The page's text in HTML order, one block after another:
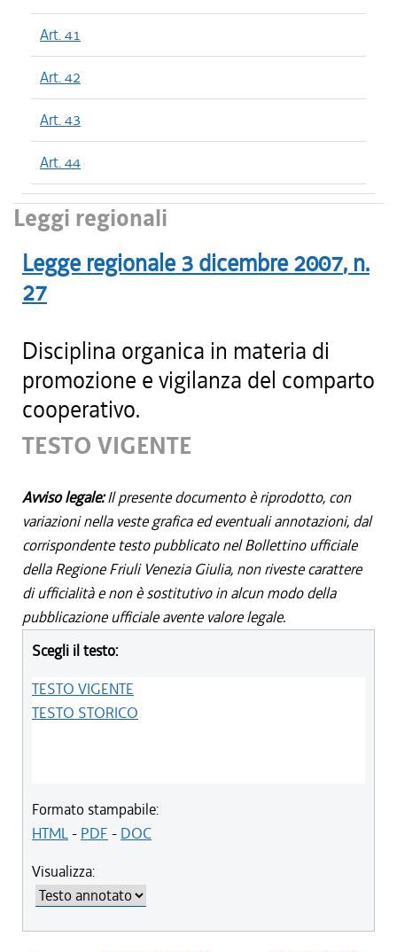
Art. 41
Art. 42
Art. 43
Art. 44
Leggi regionali
Legge regionale 3 dicembre 2007, n.
27
Disciplina organica in materia di
promozione e vigilanza del comparto
cooperativo.
TESTO VIGENTE
Avviso legale:Il presente documento è riprodotto, con
variazioni nella veste grafica ed eventuali annotazioni, dal
corrispondente testo pubblicato nel Bollettino ufficiale
della Regione Friuli Venezia Giulia, non riveste carattere
di ufficialità e non è sostitutivo in alcun modo della
pubblicazione ufficiale avente valore legale.
Scegli il testo:
TESTO VIGENTE
TESTO STORICO
Formato stampabile:
HTML- PDF - DOC
Visualizza: